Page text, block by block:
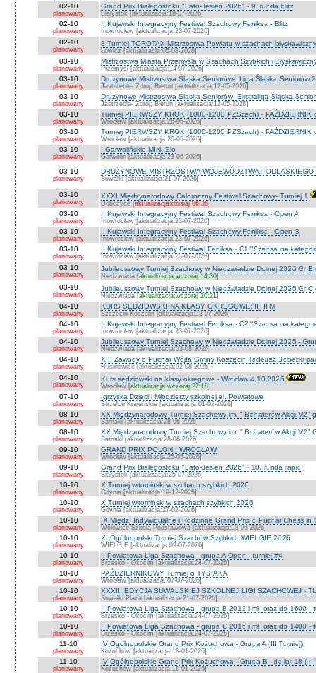
02-10
planowany
Grand Prix Białegostoku "Lato-Jesień 2026" - 9. runda blitz
Białystok [aktualizacja:18-07-2026]
02-10
planowany
II Kujawski Integracyjny Festiwal Szachowy Feniksa - Blitz
Inowrocław [aktualizacja:23-07-2026]
02-10
planowany
8 Turniej TOROTAX Mistrzostwa Powiatu w szachach
Łowicz [aktualizacja:05-08-2026]
03-10
planowany
Mistrzostwa Miasta Przemyśla w Szachach Szybkich i
Przemyśl [aktualizacja:14-07-2026]
03-10
planowany
Drużynowe Mistrzostwa Śląska Seniorów-I Liga Śląska Seniorów
Jastrzębie- Zdrój; Bieruń [aktualizacja:12-05-2026]
03-10
planowany
Drużynowe Mistrzostwa Śląska Seniorów- Ekstraliga Śląska
Jastrzębie- Zdrój; Bieruń [aktualizacja:12-05-2026]
03-10
planowany
Turniej PIERWSZY KROK (1000-1200 PZSzach) - PAŹDZIERNIK
Wrocław [aktualizacja:26-05-2026]
03-10
planowany
Turniej PIERWSZY KROK (1000-1200 PZSzach) - PAŹDZIERNIK
Wrocław [aktualizacja:26-05-2026]
03-10
planowany
I Garwolińskie MINI-Elo
Garwolin [aktualizacja:23-06-2026]
03-10
planowany
DRUŻYNOWE MISTRZOSTWA WOJEWÓDZTWA
Suwałki [aktualizacja:21-07-2026]
03-10
planowany
XXXI Międzynarodowy Całoroczny Festiwal Szachowy- Turniej 1
Dobczyce [aktualizacja:dzisiaj 06:36]
03-10
planowany
II Kujawski Integracyjny Festiwal Szachowy Feniksa - Open A
Inowrocław [aktualizacja:23-07-2026]
03-10
planowany
II Kujawski Integracyjny Festiwal Szachowy Feniksa - Open B
Inowrocław [aktualizacja:23-07-2026]
03-10
planowany
II Kujawski Integracyjny Festiwal Feniksa - C1 "Szansa na
Inowrocław [aktualizacja:23-07-2026]
03-10
planowany
Jubileuszowy Turniej Szachowy w Niedźwiadzie Dolnej 2026 Gr
Niedźwiada [aktualizacja:wczoraj 14:30]
03-10
planowany
Jubileuszowy Turniej Szachowy w Niedźwiadzie Dolnej 2026 Gr
Niedźwiada [aktualizacja:wczoraj 20:21]
04-10
planowany
KURS SĘDZIOWSKI NA KLASY OKRĘGOWE: II III M
Szczecin Koszalin [aktualizacja:18-07-2026]
04-10
planowany
II Kujawski Integracyjny Festiwal Feniksa - C2 "Szansa na
Inowrocław [aktualizacja:23-07-2026]
04-10
planowany
Jubileuszowy Turniej Szachowy w Niedźwiadzie Dolnej 2026 -
Niedżwiada [aktualizacja:03-08-2026]
04-10
planowany
XIII Zawody o Puchar Wójta Gminy Koszęcin Tadeusz Bobecki
Rusinowice [aktualizacja:02-08-2026]
04-10
planowany
Kurs sędziowski na klasy okręgowe - Wrocław 4.10.2026
Wrocław [aktualizacja:wczoraj 22:18]
07-10
planowany
Igrzyska Dzieci i Młodzierzy szkolnej el. Powiatowe
Strzelce Krajeńskie [aktualizacja:01-02-2026]
08-10
planowany
XX Międzynarodowy Turniej Szachowy im. " Bohaterów Akcji V2"
Sarnaki [aktualizacja:28-06-2026]
08-10
planowany
XX Międzynarodowy Turniej Szachowy im. " Bohaterów Akcji V2"
Sarnaki [aktualizacja:28-06-2026]
09-10
planowany
GRAND PRIX POLONII WROCŁAW
Wrocław [aktualizacja:25-05-2026]
09-10
planowany
Grand Prix Białegostoku "Lato-Jesień 2026" - 10. runda rapid
Białystok [aktualizacja:25-07-2026]
10-10
planowany
X Turniej witomiński w szchach szybkich 2026
Gdynia [aktualizacja:19-12-2025]
10-10
planowany
X Turniej witomiński w szachach szybkich 2026
Gdynia [aktualizacja:27-02-2026]
10-10
planowany
IX Międz. Indywidualne i Rodzinne Grand Prix o Puchar Chess in
Wołowice Szkoła Podstawowa [aktualizacja:18-06-2026]
10-10
planowany
XI Ogólnopolski Turniej Szachów Szybkich WIELGIE 2026
WIELGIE [aktualizacja:09-07-2026]
10-10
planowany
II Powiatowa Liga Szachowa - grupa A Open - turniej #4
Brzesko - Okocim [aktualizacja:24-07-2026]
10-10
planowany
PAŹDZIERNIKOWY Turniej o TYSIAKA
Wrocław [aktualizacja:07-07-2026]
10-10
planowany
XXXIII EDYCJA SUWALSKIEJ SZKOLNEJ LIGI SZACHOWEJ -
Suwałki Plaza [aktualizacja:21-07-2026]
10-10
planowany
II Powiatowa Liga Szachowa - grupa B 2012 i mł. oraz do 1600 -
Brzesko - Okocim [aktualizacja:24-07-2026]
10-10
planowany
II Powiatowa Liga Szachowa - grupa C 2016 i mł. oraz do 1400 -
Brzesko - Okocim [aktualizacja:24-07-2026]
11-10
planowany
IV Ogólnopolskie Grand Prix Kożuchowa - Grupa A (III Turniej)
Kożuchów [aktualizacja:18-01-2026]
11-10
planowany
IV Ogólnopolskie Grand Prix Kożuchowa - Grupa B - do lat 18 (III
Kożuchów [aktualizacja:18-01-2026]